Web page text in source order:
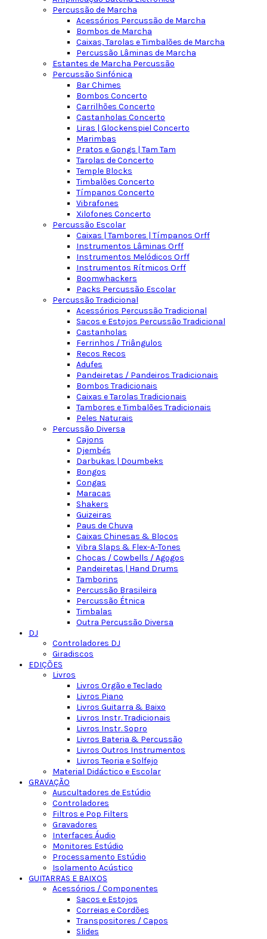
Percussão de Marcha
Acessórios Percussão de Marcha
Bombos de Marcha
Caixas, Tarolas e Timbalões de Marcha
Percussão Lâminas de Marcha
Estantes de Marcha Percussão
Percussão Sinfónica
Bar Chimes
Bombos Concerto
Carrilhões Concerto
Castanholas Concerto
Liras | Glockenspiel Concerto
Marimbas
Pratos e Gongs | Tam Tam
Tarolas de Concerto
Temple Blocks
Timbalões Concerto
Tímpanos Concerto
Vibrafones
Xilofones Concerto
Percussão Escolar
Caixas | Tambores | Tímpanos Orff
Instrumentos Lâminas Orff
Instrumentos Melódicos Orff
Instrumentos Rítmicos Orff
Boomwhackers
Packs Percussão Escolar
Percussão Tradicional
Acessórios Percussão Tradicional
Sacos e Estojos Percussão Tradicional
Castanholas
Ferrinhos / Triângulos
Recos Recos
Adufes
Pandeiretas / Pandeiros Tradicionais
Bombos Tradicionais
Caixas e Tarolas Tradicionais
Tambores e Timbalões Tradicionais
Peles Naturais
Percussão Diversa
Cajons
Djembés
Darbukas | Doumbeks
Bongos
Congas
Maracas
Shakers
Guizeiras
Paus de Chuva
Caixas Chinesas & Blocos
Vibra Slaps & Flex-A-Tones
Chocas / Cowbells / Agogos
Pandeiretas | Hand Drums
Tamborins
Percussão Brasileira
Percussão Étnica
Timbalas
Outra Percussão Diversa
DJ
Controladores DJ
Giradiscos
EDIÇÕES
Livros
Livros Orgão e Teclado
Livros Piano
Livros Guitarra & Baixo
Livros Instr. Tradicionais
Livros Instr. Sopro
Livros Bateria & Percussão
Livros Outros Instrumentos
Livros Teoria e Solfejo
Material Didáctico e Escolar
GRAVAÇÃO
Auscultadores de Estúdio
Controladores
Filtros e Pop Filters
Gravadores
Interfaces Áudio
Monitores Estúdio
Processamento Estúdio
Isolamento Acústico
GUITARRAS E BAIXOS
Acessórios / Componentes
Sacos e Estojos
Correias e Cordões
Transpositores / Capos
Slides